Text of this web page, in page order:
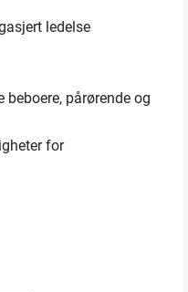
ledelse
beboere, pårørende og
for